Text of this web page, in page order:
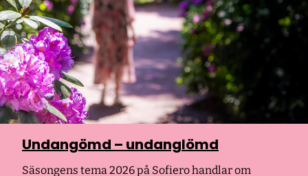
Undangömd – undanglömd
Säsongens tema 2026 på Sofiero handlar om